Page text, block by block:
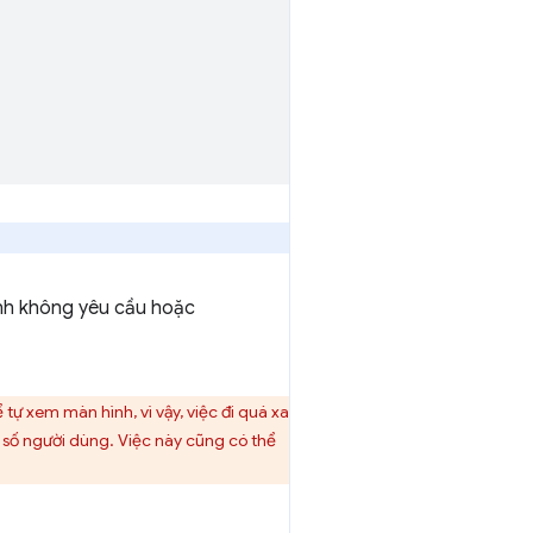
không yêu cầu hoặc
xem màn hình, vì vậy, việc đi quá xa
người dùng. Việc này cũng có thể